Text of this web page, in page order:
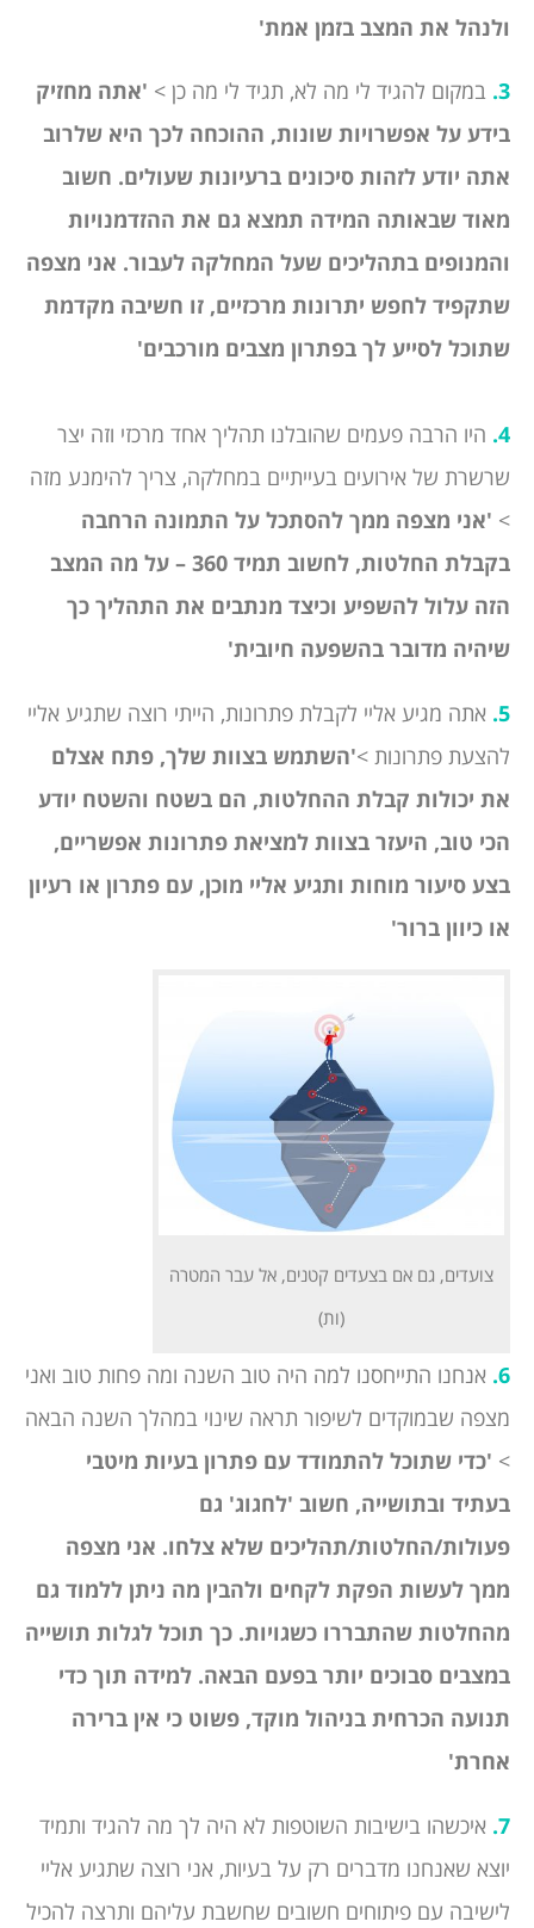
ולנהל את המצב בזמן אמת'
3. במקום להגיד לי מה לא, תגיד לי מה כן > 'אתה מחזיק
בידע על אפשרויות שונות, ההוכחה לכך היא שלרוב
אתה יודע לזהות סיכונים ברעיונות שעולים. חשוב
מאוד שבאותה המידה תמצא גם את ההזדמנויות
והמנופים בתהליכים שעל המחלקה לעבור. אני מצפה
שתקפיד לחפש יתרונות מרכזיים, זו חשיבה מקדמת
שתוכל לסייע לך בפתרון מצבים מורכבים'
4. היו הרבה פעמים שהובלנו תהליך אחד מרכזי וזה יצר
שרשרת של אירועים בעייתיים במחלקה, צריך להימנע מזה
> 'אני מצפה ממך להסתכל על התמונה הרחבה
בקבלת החלטות, לחשוב תמיד 360 – על מה המצב
הזה עלול להשפיע וכיצד מנתבים את התהליך כך
שיהיה מדובר בהשפעה חיובית'
5. אתה מגיע אליי לקבלת פתרונות, הייתי רוצה שתגיע אליי
להצעת פתרונות >'השתמש בצוות שלך, פתח אצלם
את יכולות קבלת ההחלטות, הם בשטח והשטח יודע
הכי טוב, היעזר בצוות למציאת פתרונות אפשריים,
בצע סיעור מוחות ותגיע אליי מוכן, עם פתרון או רעיון
או כיוון ברור'
צועדים, גם אם בצעדים קטנים, אל עבר המטרה
(ות)
6. אנחנו התייחסנו למה היה טוב השנה ומה פחות טוב ואני
מצפה שבמוקדים לשיפור תראה שינוי במהלך השנה הבאה
> 'כדי שתוכל להתמודד עם פתרון בעיות מיטבי
בעתיד ובתושייה, חשוב 'לחגוג' גם
פעולות/החלטות/תהליכים שלא צלחו. אני מצפה
ממך לעשות הפקת לקחים ולהבין מה ניתן ללמוד גם
מהחלטות שהתבררו כשגויות. כך תוכל לגלות תושייה
במצבים סבוכים יותר בפעם הבאה. למידה תוך כדי
תנועה הכרחית בניהול מוקד, פשוט כי אין ברירה
אחרת'
7. איכשהו בישיבות השוטפות לא היה לך מה להגיד ותמיד
יוצא שאנחנו מדברים רק על בעיות, אני רוצה שתגיע אליי
לישיבה עם פיתוחים חשובים שחשבת עליהם ותרצה להכיל